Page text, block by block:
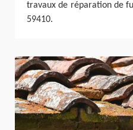
travaux de réparation de
59410.